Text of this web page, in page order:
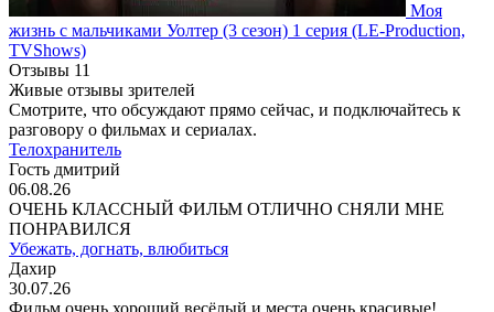
Моя
жизнь с мальчиками Уолтер (3 сезон) 1 серия (LE-Production,
TVShows)
Отзывы 11
Живые отзывы зрителей
Смотрите, что обсуждают прямо сейчас, и подключайтесь к
разговору о фильмах и сериалах.
Телохранитель
Гость дмитрий
06.08.26
ОЧЕНЬ КЛАССНЫЙ ФИЛЬМ ОТЛИЧНО СНЯЛИ МНЕ
ПОНРАВИЛСЯ
Убежать, догнать, влюбиться
Дахир
30.07.26
Фильм очень хороший весёлый и места очень красивые!